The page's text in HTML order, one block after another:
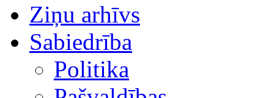
Ziņu arhīvs
Sabiedrība
Politika